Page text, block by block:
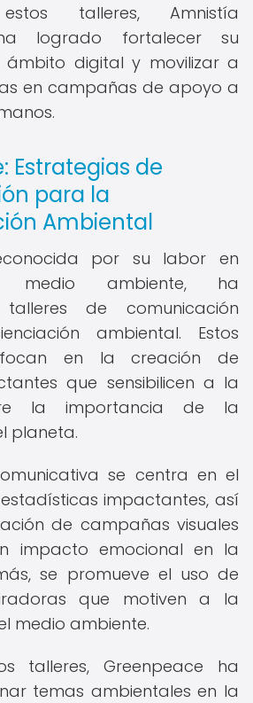
talleres, Amnistía
logrado fortalecer su
ámbito digital y movilizar a
en campañas de apoyo a
Estrategias de
para la
Ambiental
por su labor en
medio ambiente, ha
talleres de comunicación
ambiental. Estos
en la creación de
que sensibilicen a la
la importancia de la
planeta.
se centra en el
impactantes, así
de campañas visuales
impacto emocional en la
se promueve el uso de
que motiven a la
medio ambiente.
talleres, Greenpeace ha
temas ambientales en la